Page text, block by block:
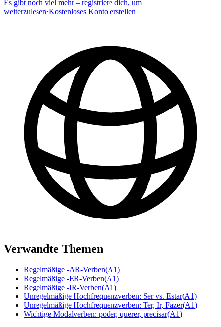
Es gibt noch viel mehr – registriere dich, um
weiterzulesen·Kostenloses Konto erstellen
Verwandte Themen
Regelmäßige -AR-Verben(A1)
Regelmäßige -ER-Verben(A1)
Regelmäßige -IR-Verben(A1)
Unregelmäßige Hochfrequenzverben: Ser vs. Estar(A1)
Unregelmäßige Hochfrequenzverben: Ter, Ir, Fazer(A1)
Wichtige Modalverben: poder, querer, precisar(A1)